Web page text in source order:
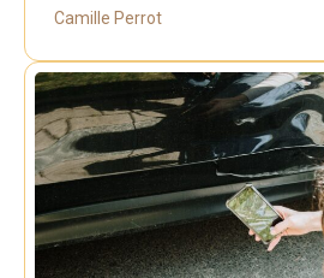
Camille Perrot